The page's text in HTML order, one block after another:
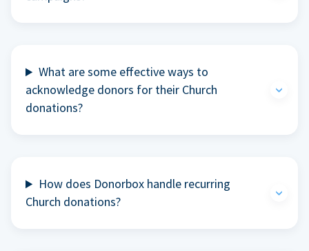
What are some effective ways to
acknowledge donors for their Church
donations?
How does Donorbox handle recurring
Church donations?